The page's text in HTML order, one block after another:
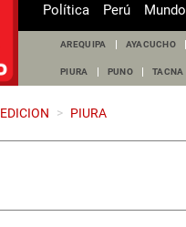
Política Perú Mundo
AREQUIPA AYACUCHO
PIURA PUNO TACNA
EDICION > PIURA